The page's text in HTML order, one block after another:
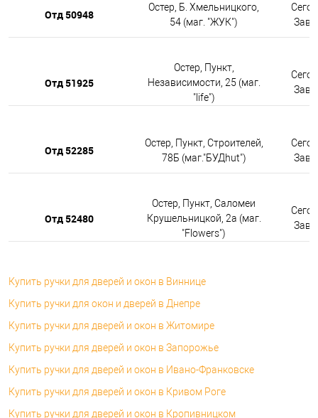
Отд 50948
Остер, Б. Хмельницкого,
54 (маг. "ЖУК")
Отд 51925
Остер, Пункт,
Независимости, 25 (маг.
"life")
Отд 52285
Остер, Пункт, Строителей,
78Б (маг."БУДhut")
Отд 52480
Остер, Пункт, Саломеи
Крушельницкой, 2а (маг.
"Flowers")
Купить ручки для дверей и окон в Виннице
Купить ручки для окон и дверей в Днепре
Купить ручки для дверей и окон в Житомире
Купить ручки для дверей и окон в Запорожье
Купить ручки для дверей и окон в Ивано-Франковске
Купить ручки для дверей и окон в Кривом Роге
Купить ручки для дверей и окон в Кропивницком